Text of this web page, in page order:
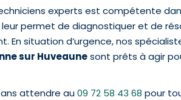
experts est compétente
leur permet de diagnostiquer et de
En situation d’urgence, nos
sur Huveaunesont prêts à agir
attendre au09 72 58 43 68 pour